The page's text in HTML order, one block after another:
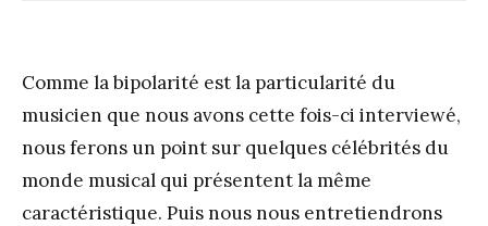
Comme la bipolarité est la particularité du
musicien que nous avons cette fois-ci interviewé,
nous ferons un point sur quelques célébrités du
monde musical qui présentent la même
caractéristique. Puis nous nous entretiendrons